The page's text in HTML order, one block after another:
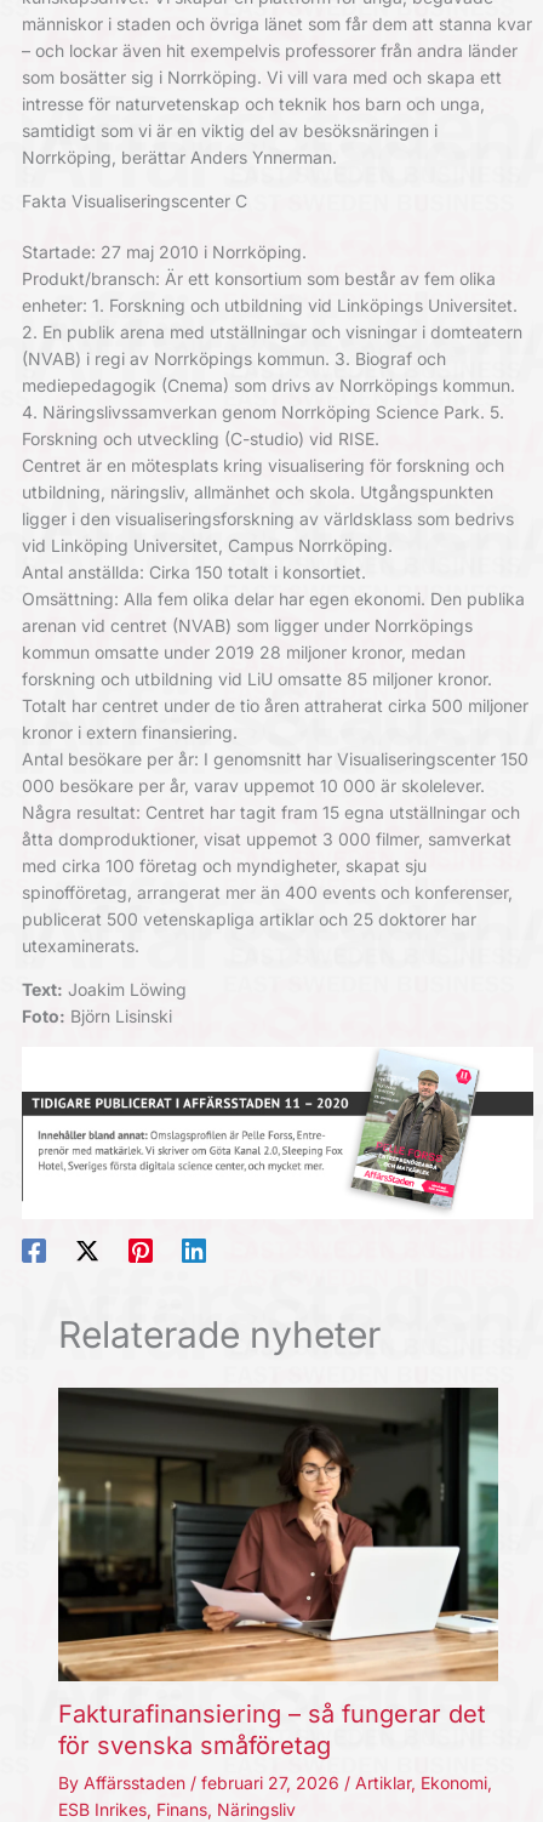
människor i staden och övriga länet som får dem att stanna kvar
– och lockar även hit exempelvis professorer från andra länder
som bosätter sig i Norrköping. Vi vill vara med och skapa ett
intresse för naturvetenskap och teknik hos barn och unga,
samtidigt som vi är en viktig del av besöksnäringen i
Norrköping, berättar Anders Ynnerman.
Fakta Visualiseringscenter C
Startade: 27 maj 2010 i Norrköping.
Produkt/bransch: Är ett konsortium som består av fem olika
enheter: 1. Forskning och utbildning vid Linköpings Universitet.
2. En publik arena med utställningar och visningar i domteatern
(NVAB) i regi av Norrköpings kommun. 3. Biograf och
mediepedagogik (Cnema) som drivs av Norrköpings kommun.
4. Näringslivssamverkan genom Norrköping Science Park. 5.
Forskning och utveckling (C-studio) vid RISE.
Centret är en mötesplats kring visualisering för forskning och
utbildning, näringsliv, allmänhet och skola. Utgångspunkten
ligger i den visualiseringsforskning av världsklass som bedrivs
vid Linköping Universitet, Campus Norrköping.
Antal anställda: Cirka 150 totalt i konsortiet.
Omsättning: Alla fem olika delar har egen ekonomi. Den publika
arenan vid centret (NVAB) som ligger under Norrköpings
kommun omsatte under 2019 28 miljoner kronor, medan
forskning och utbildning vid LiU omsatte 85 miljoner kronor.
Totalt har centret under de tio åren attraherat cirka 500 miljoner
kronor i extern finansiering.
Antal besökare per år: I genomsnitt har Visualiseringscenter 150
000 besökare per år, varav uppemot 10 000 är skolelever.
Några resultat: Centret har tagit fram 15 egna utställningar och
åtta domproduktioner, visat uppemot 3 000 filmer, samverkat
med cirka 100 företag och myndigheter, skapat sju
spinofföretag, arrangerat mer än 400 events och konferenser,
publicerat 500 vetenskapliga artiklar och 25 doktorer har
utexaminerats.
Text: Joakim Löwing
Foto: Björn Lisinski
Relaterade nyheter
Fakturafinansiering – så fungerar det
för svenska småföretag
By Affärsstaden / februari 27, 2026 / Artiklar, Ekonomi,
ESB Inrikes, Finans, Näringsliv